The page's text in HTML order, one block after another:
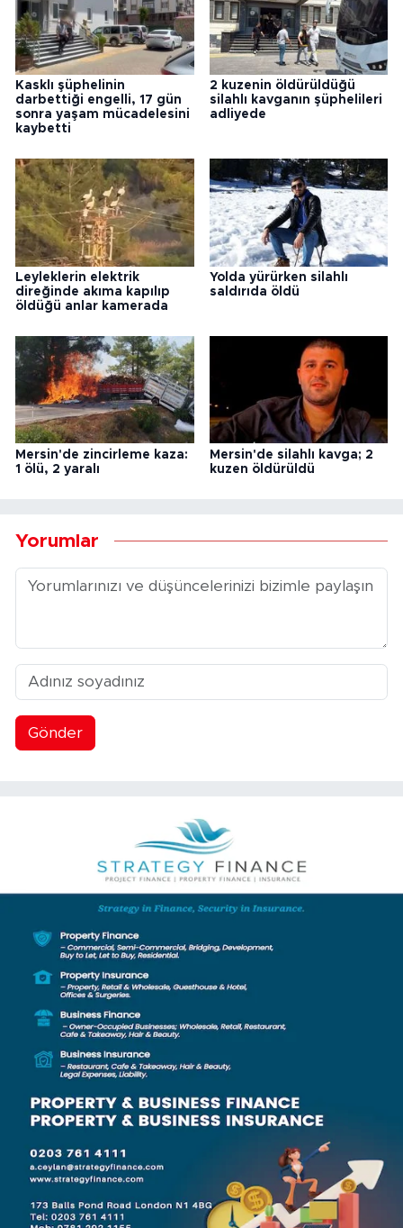
Kasklı şüphelinin
darbettiği engelli, 17 gün
sonra yaşam mücadelesini
kaybetti
2 kuzenin öldürüldüğü
silahlı kavganın şüphelileri
adliyede
Leyleklerin elektrik
direğinde akıma kapılıp
öldüğü anlar kamerada
Yolda yürürken silahlı
saldırıda öldü
Mersin'de zincirleme kaza:
1 ölü, 2 yaralı
Mersin'de silahlı kavga; 2
kuzen öldürüldü
Yorumlar
Gönder